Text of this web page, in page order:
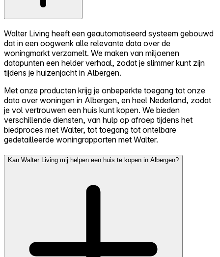
Walter Living heeft een geautomatiseerd systeem gebouwd
dat in een oogwenk alle relevante data over de
woningmarkt verzamelt. We maken van miljoenen
datapunten een helder verhaal, zodat je slimmer kunt zijn
tijdens je huizenjacht in Albergen.
Met onze producten krijg je onbeperkte toegang tot onze
data over woningen in Albergen, en heel Nederland, zodat
je vol vertrouwen een huis kunt kopen. We bieden
verschillende diensten, van hulp op afroep tijdens het
biedproces met Walter, tot toegang tot ontelbare
gedetailleerde woningrapporten met Walter.
Kan Walter Living mij helpen een huis te kopen in Albergen?